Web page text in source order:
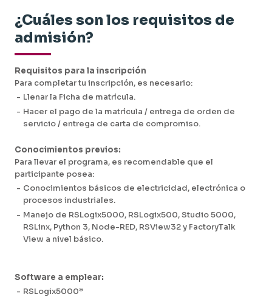
integración al sistema de supervisión.
Visualización de Mantenimiento Predictivo:
Dashboards que muestran alertas tempranas y
IA para visualización clara de alarmas críticas.
discretas, análogas y analíticas.
-
Implementación de una arquitectura IIoT
completa: Sensor -> PLC -> Cloud/Python ->
¿Cuáles son los requisitos de
admisión?
Requisitos para la inscripción
Para completar tu inscripción, es necesario:
- Llenar la Ficha de matrícula.
- Hacer el pago de la matrícula / entrega de orden de
servicio / entrega de carta de compromiso.
Conocimientos previos:
Para llevar el programa, es recomendable que el
participante posea:
- Conocimientos básicos de electricidad, electrónica o
procesos industriales.
- Manejo de RSLogix5000, RSLogix500, Studio 5000,
RSLinx, Python 3, Node-RED, RSView32 y FactoryTalk
View a nivel básico.
Software a emplear:
- RSLogix5000*